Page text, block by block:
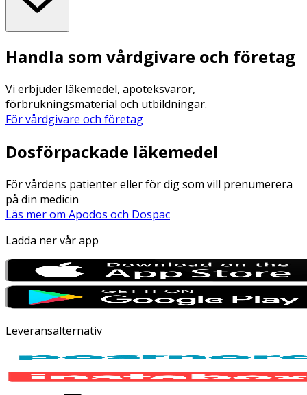
Handla som vårdgivare och företag
Vi erbjuder läkemedel, apoteksvaror,
förbrukningsmaterial och utbildningar.
För vårdgivare och företag
Dosförpackade läkemedel
För vårdens patienter eller för dig som vill prenumerera
på din medicin
Läs mer om Apodos och Dospac
Ladda ner vår app
Leveransalternativ